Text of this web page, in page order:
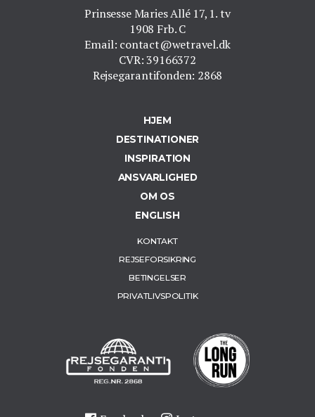
Prinsesse Maries Allé 17, 1. tv
1908 Frb. C
Email: contact@wetravel.dk
CVR: 39166372
Rejsegarantifonden: 2868
HJEM
DESTINATIONER
INSPIRATION
ANSVARLIGHED
OM OS
ENGLISH
KONTAKT
REJSEFORSIKRING
BETINGELSER
PRIVATLIVSPOLITIK